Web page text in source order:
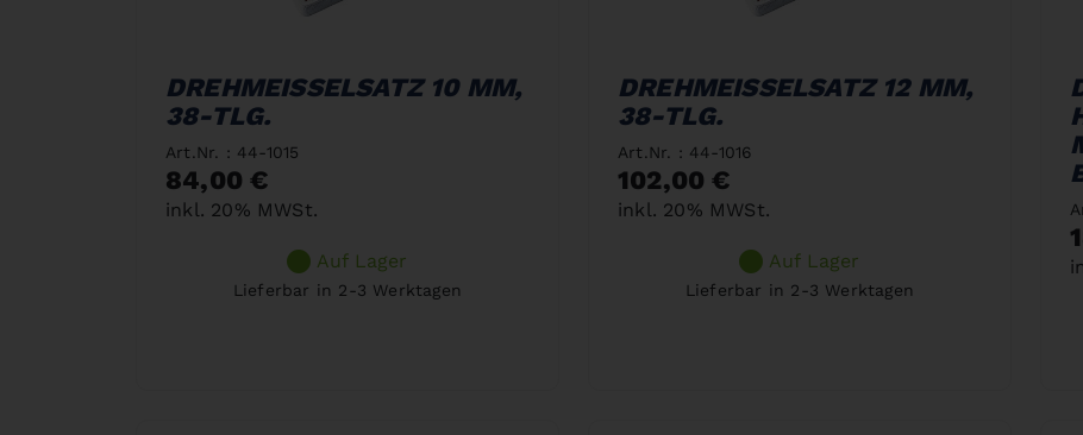
DREHMEISSELSATZ 10 MM,
38-TLG.
Art.Nr. : 44-1015
84,00 €
inkl. 20% MWSt.
Auf Lager
Lieferbar in 2-3 Werktagen
DREHMEISSELSATZ 12 MM,
38-TLG.
Art.Nr. : 44-1016
102,00 €
inkl. 20% MWSt.
Auf Lager
Lieferbar in 2-3 Werktagen